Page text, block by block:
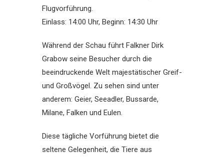
Flugvorführung.
Einlass: 14:00 Uhr, Beginn: 14:30 Uhr
Während der Schau führt Falkner Dirk
Grabow seine Besucher durch die
beeindruckende Welt majestätischer Greif-
und Großvögel. Zu sehen sind unter
anderem: Geier, Seeadler, Bussarde,
Milane, Falken und Eulen.
Diese tägliche Vorführung bietet die
seltene Gelegenheit, die Tiere aus